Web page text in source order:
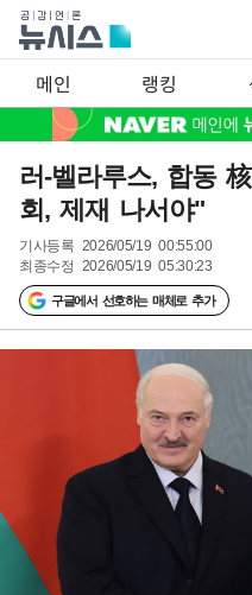
메인 랭킹
러-벨라루스, 합동
회, 제재 나서야"
기사등록 2026/05/19 00:55:00
최종수정 2026/05/19 05:30:23
구글에서 선호하는 매체로 추가